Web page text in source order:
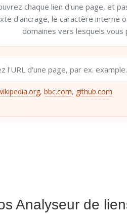
chaque lien d'une page, et
d'ancrage, le caractère interne
domaines vers lesquels
, bbc.com, github.com
Analyseur de